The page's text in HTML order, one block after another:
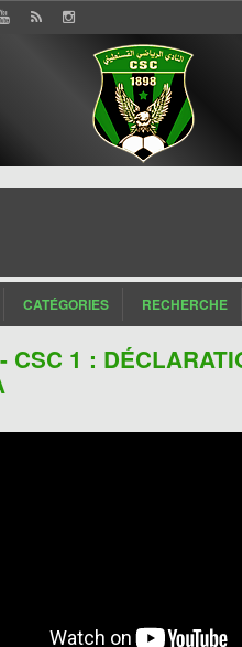
CATÉGORIES RECHERCHE
CSC 1 :